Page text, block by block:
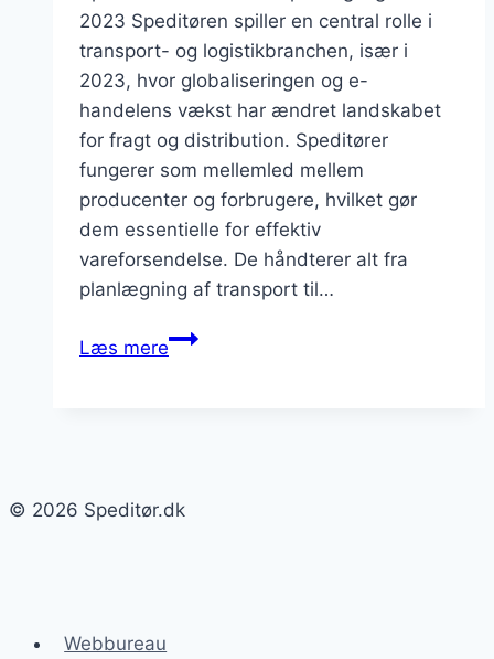
2023 Speditøren spiller en central rolle i
transport- og logistikbranchen, især i
2023, hvor globaliseringen og e-
handelens vækst har ændret landskabet
for fragt og distribution. Speditører
fungerer som mellemled mellem
producenter og forbrugere, hvilket gør
dem essentielle for effektiv
vareforsendelse. De håndterer alt fra
planlægning af transport til…
Læs mereSpeditør
© 2026 Speditør.dk
Webbureau